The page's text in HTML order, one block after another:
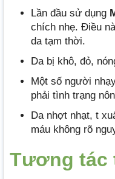
Lần đầu sử dụng
chích nhẹ. Điều
da tạm thời.
Da bị khô, đỏ,
Một số người
phải tình trạng
Da nhợt nhạt, t
máu không rõ
Tương tác